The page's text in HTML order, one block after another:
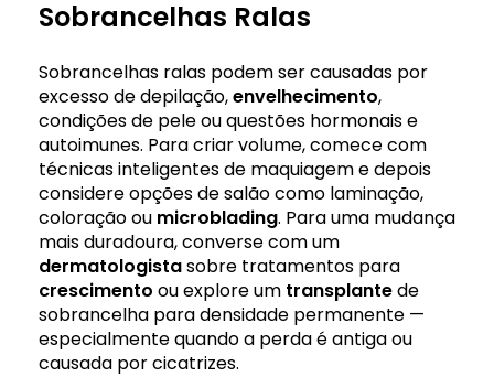
Sobrancelhas Ralas
Sobrancelhas ralas podem ser causadas por
excesso de depilação,envelhecimento,
condições de pele ou questões hormonais e
autoimunes. Para criar volume, comece com
técnicas inteligentes de maquiagem e depois
considere opções de salão como laminação,
coloração ou microblading. Para uma mudança
mais duradoura, converse com um
dermatologistasobre tratamentos para
crescimento ou explore um transplantede
sobrancelha para densidade permanente —
especialmente quando a perda é antiga ou
causada por cicatrizes.